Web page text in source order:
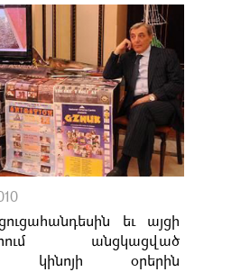
եւ այցի
անցկացված
կինոյի օրերին